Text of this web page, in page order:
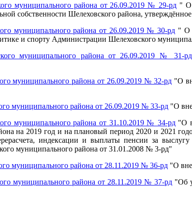
муниципального района от 26.09.2019 № 29-рд " О
собственности Шелеховского района,
муниципального района от 26.09.2019 № 30-рд " О
и спорту Администрации Шелеховского
муниципального района от 26.09.2019 № 31-рд
муниципального района от 26.09.2019 № 32-рд "О
муниципального района от 26.09.2019 № 33-рд "О
муниципального района от 31.10.2019 № 34-рд"О
на 2019 год и на плановый период 2020 и 2021
индексации и выплаты пенсии за
муниципального района от 31.01.2008 № 3-рд"
муниципального района от 28.11.2019 № 36-рд "О
муниципального района от 28.11.2019 № 37-рд "Об